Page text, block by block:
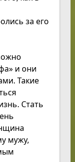
за его
и они
Такие
Стать
мужу,